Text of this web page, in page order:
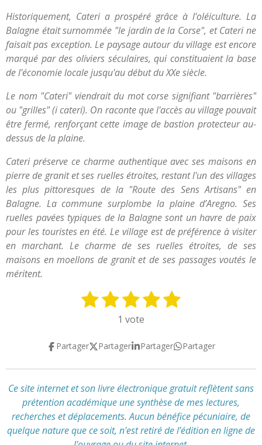
Historiquement, Cateri a prospéré grâce à l'oléiculture. La
Balagne était surnommée "le jardin de la Corse", et Cateri ne
faisait pas exception. Le paysage autour du village est encore
marqué par des oliviers séculaires, qui constituaient la base
de l'économie locale jusqu'au début du XXe siècle.
Le nom "Cateri" viendrait du mot corse signifiant "barrières"
ou "grilles" (i cateri). On raconte que l'accès au village pouvait
être fermé, renforçant cette image de bastion protecteur au-
dessus de la plaine.
Cateri préserve ce charme authentique avec ses maisons en
pierre de granit et ses ruelles étroites, restant l'un des villages
les plus pittoresques de la "Route des Sens Artisans" en
Balagne. La commune surplombe la plaine d’Aregno. Ses
ruelles pavées typiques de la Balagne sont un havre de paix
pour les touristes en été. Le village est de préférence à visiter
en marchant. Le charme de ses ruelles étroites, de ses
maisons en moellons de granit et de ses passages voutés le
méritent.
a
1
o
i
l
e
2
o
i
l
e
s
3
é
o
i
l
e
s
4
é
o
i
l
e
s
5
o
i
l
e
s
y
r
l
'
é
v
a
1 vote
Partager Partager Partager Partager
Ce site internet et son livre électronique gratuit reflètentsans
prétention académique une synthèse de mes lectures,
recherches et déplacements.Aucun bénéfice pécuniaire, de
quelque nature que ce soit, n'est retiré de l’édition en ligne de